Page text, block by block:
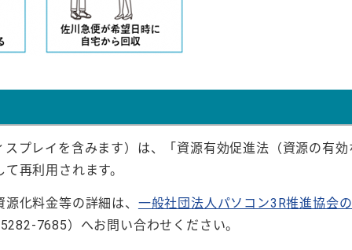
プレイを含みます）は、「資源有効促進法（資源の有
再利用されます。
化料金等の詳細は、 一般社団法人パソコン3R推進協会
7685）へお問い合わせください。